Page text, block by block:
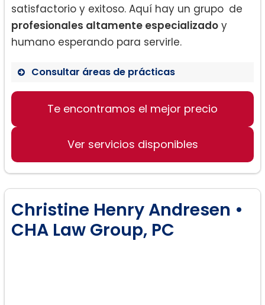
satisfactorio y exitoso. Aquí hay un grupo de
profesionales altamente especializado y
humano esperando para servirle.
Consultar áreas de prácticas
Adiciones y Nulidades.
Custodia del niño.
Manutención de los hijos.
Matrimonio de derecho
consuetudinario (matrimonios
informales).
Te encontramos el mejor precio
Ver servicios disponibles
Christine Henry Andresen •
CHA Law Group, PC